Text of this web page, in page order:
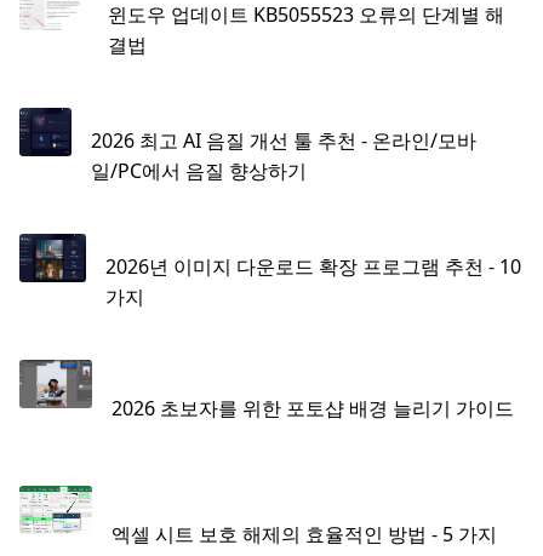
윈도우 업데이트 KB5055523 오류의 단계별 해
결법
2026 최고 AI 음질 개선 툴 추천 - 온라인/모바
일/PC에서 음질 향상하기
2026년 이미지 다운로드 확장 프로그램 추천 - 10
가지
2026 초보자를 위한 포토샵 배경 늘리기 가이드
엑셀 시트 보호 해제의 효율적인 방법 - 5 가지